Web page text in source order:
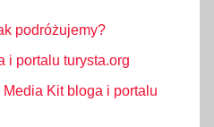
podróżujemy?
i portalu turysta.org
Kit bloga i portalu